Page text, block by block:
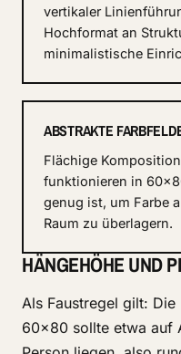
vertikaler
Hochformat an
minimalistische
ABSTRAKTE
Flächige
funktionieren in
genug ist, um Farbe
Raum zu überlagern.
HÄNGEHÖHE UND
Als Faustregel gilt:
60x80 sollte etwa auf